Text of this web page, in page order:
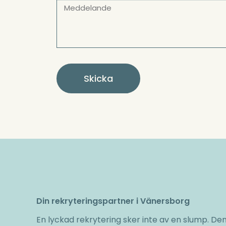
Skicka
Din rekryteringspartner i Vänersborg
En lyckad rekrytering sker inte av en slump.